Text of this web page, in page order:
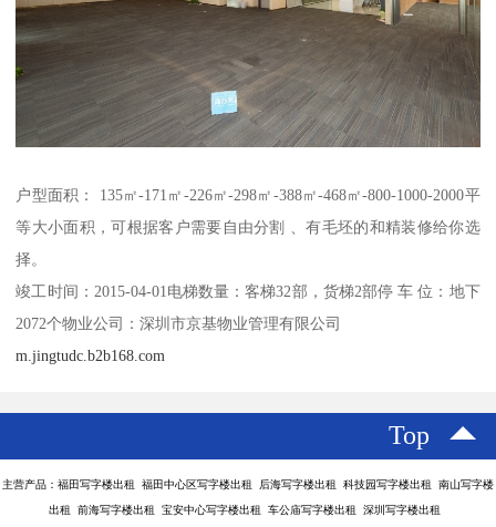
户型面积： 135㎡-171㎡-226㎡-298㎡-388㎡-468㎡-800-1000-2000平
等大小面积，可根据客户需要自由分割 、有毛坯的和精装修给你选
择。
竣工时间：2015-04-01电梯数量：客梯32部，货梯2部停 车 位：地下
2072个物业公司：深圳市京基物业管理有限公司
m.jingtudc.b2b168.com
Top
主营产品：福田写字楼出租 福田中心区写字楼出租 后海写字楼出租 科技园写字楼出租 南山写字楼
出租 前海写字楼出租 宝安中心写字楼出租 车公庙写字楼出租 深圳写字楼出租